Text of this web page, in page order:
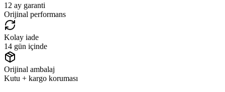
12 ay garanti
Orijinal performans
Kolay iade
14 gün içinde
Orijinal ambalaj
Kutu + kargo koruması